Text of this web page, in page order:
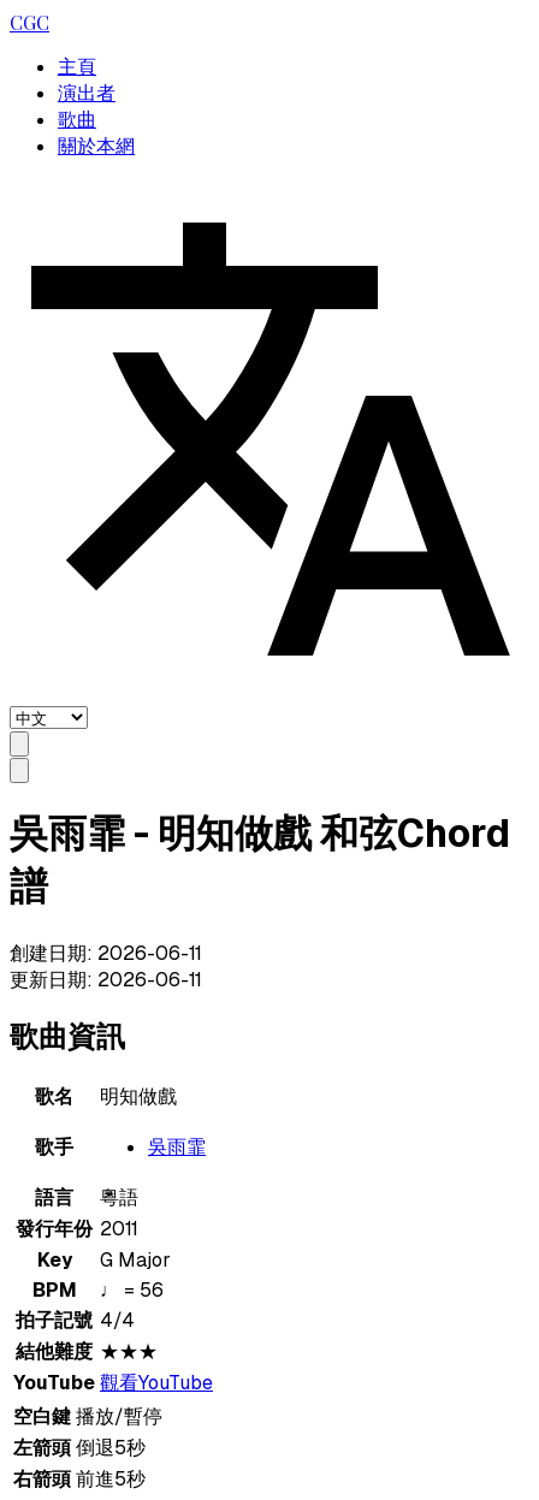
CGC
主頁
演出者
歌曲
關於本網
吳雨霏 - 明知做戲 和弦Chord
譜
創建日期: 2026-06-11
更新日期: 2026-06-11
歌曲資訊
歌名
明知做戲
歌手
吳雨霏
語言
粵語
發行年份 2011
Key
G Major
BPM
♩ = 56
拍子記號 4/4
結他難度 ★★★
YouTube觀看YouTube
空白鍵播放/暫停
左箭頭倒退5秒
右箭頭前進5秒